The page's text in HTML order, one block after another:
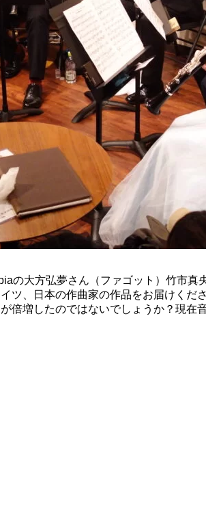
の大方弘夢さん（ファゴット）竹市
ツ、日本の作曲家の作品をお届けく
倍増したのではないでしょうか？現